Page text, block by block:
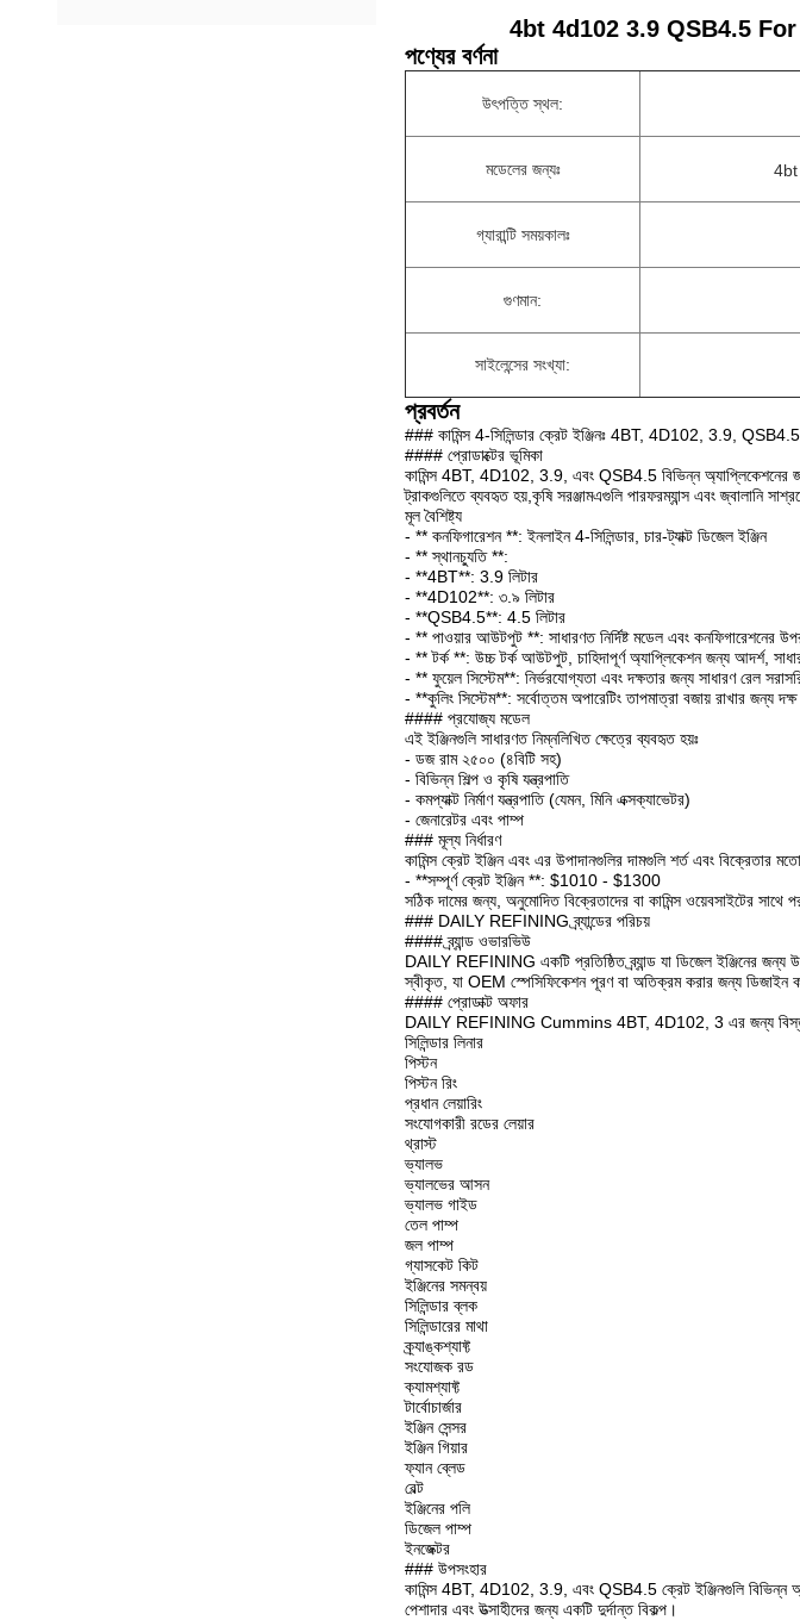
4bt 4d102 3.9 QSB4.5 For
পণ্যের বর্ণনা
উৎপত্তি স্থল:
মডেলের জন্যঃ 4bt
গ্যারান্টি সময়কালঃ
গুণমান:
সাইলেন্সের সংখ্যা:
প্রবর্তন
### কামিন্স 4-সিলিন্ডার ক্রেট ইঞ্জিনঃ 4BT, 4D102, 3.9,
#### প্রোডাক্টের ভূমিকা
কামিন্স 4BT, 4D102, 3.9, এবং QSB4.5 বিভিন্ন অ্যাপ্লিকেশনের জন্য
ট্রাকগুলিতে ব্যবহৃত হয়,কৃষি সরঞ্জামএগুলি পারফরম্যান্স এবং জ্বালানি
মূল বৈশিষ্ট্য
- ** কনফিগারেশন **: ইনলাইন 4-সিলিন্ডার, চার-ট্যাক্ট ডিজেল ইঞ্জিন
- ** স্থানচ্যুতি **:
- **4BT**: 3.9 লিটার
- **4D102**: ৩.৯ লিটার
- **QSB4.5**: 4.5 লিটার
- ** পাওয়ার আউটপুট **: সাধারণত নির্দিষ্ট মডেল এবং কনফিগারেশনের
- ** টর্ক **: উচ্চ টর্ক আউটপুট, চাহিদাপূর্ণ অ্যাপ্লিকেশন জন্য আদর্শ,
- ** ফুয়েল সিস্টেম**: নির্ভরযোগ্যতা এবং দক্ষতার জন্য সাধারণ রেল
- **কুলিং সিস্টেম**: সর্বোত্তম অপারেটিং তাপমাত্রা বজায় রাখার জন্য
#### প্রযোজ্য মডেল
এই ইঞ্জিনগুলি সাধারণত নিম্নলিখিত ক্ষেত্রে ব্যবহৃত হয়ঃ
- ডজ রাম ২৫০০ (৪বিটি সহ)
- বিভিন্ন শিল্প ও কৃষি যন্ত্রপাতি
- কমপ্যাক্ট নির্মাণ যন্ত্রপাতি (যেমন, মিনি এক্সক্যাভেটর)
- জেনারেটর এবং পাম্প
### মূল্য নির্ধারণ
কামিন্স ক্রেট ইঞ্জিন এবং এর উপাদানগুলির দামগুলি শর্ত এবং বিক্রেতার
- **সম্পূর্ণ ক্রেট ইঞ্জিন **: $1010 - $1300
সঠিক দামের জন্য, অনুমোদিত বিক্রেতাদের বা কামিন্স ওয়েবসাইটের সাথে
### DAILY REFINING ব্র্যান্ডের পরিচয়
#### ব্র্যান্ড ওভারভিউ
DAILY REFINING একটি প্রতিষ্ঠিত ব্র্যান্ড যা ডিজেল ইঞ্জিনের জন্য
স্বীকৃত, যা OEM স্পেসিফিকেশন পূরণ বা অতিক্রম করার জন্য ডিজাইন
#### প্রোডাক্ট অফার
DAILY REFINING Cummins 4BT, 4D102, 3 এর জন্য বিস্তৃত
সিলিন্ডার লিনার
পিস্টন
পিস্টন রিং
প্রধান লেয়ারিং
সংযোগকারী রডের লেয়ার
থ্রাস্ট
ভ্যালভ
ভ্যালভের আসন
ভ্যালভ গাইড
তেল পাম্প
জল পাম্প
গ্যাসকেট কিট
ইঞ্জিনের সমন্বয়
সিলিন্ডার ব্লক
সিলিন্ডারের মাথা
ক্র্যাঙ্কশ্যাফ্ট
সংযোজক রড
ক্যামশ্যাফ্ট
টার্বোচার্জার
ইঞ্জিন সেন্সর
ইঞ্জিন গিয়ার
ফ্যান ব্লেড
বেল্ট
ইঞ্জিনের পলি
ডিজেল পাম্প
ইনজেক্টর
### উপসংহার
কামিন্স 4BT, 4D102, 3.9, এবং QSB4.5 ক্রেট ইঞ্জিনগুলি বিভিন্ন
পেশাদার এবং উত্সাহীদের জন্য একটি দুর্দান্ত বিকল্প।